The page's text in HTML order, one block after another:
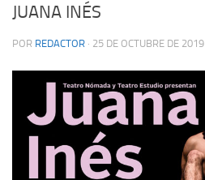
JUANA INÉS
POR REDACTOR · 25 DE OCTUBRE DE 2019